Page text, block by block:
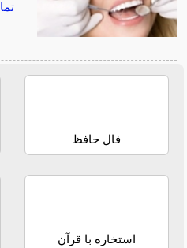
فال حافظ
استخاره با قرآن